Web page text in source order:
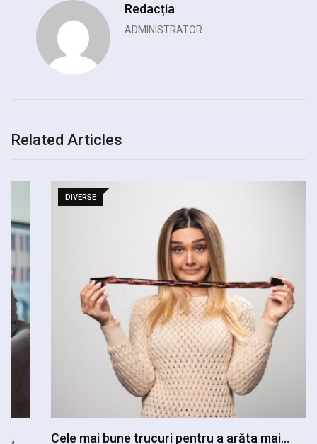
Redacția
ADMINISTRATOR
Related Articles
Cele mai bune trucuri pentru a arăta mai…